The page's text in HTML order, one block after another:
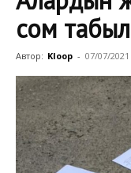
сом
Автор: Kloop - 07/07/2021